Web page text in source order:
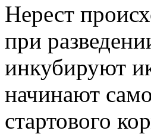
Нерест
при
инкубируют
начинают
стартового